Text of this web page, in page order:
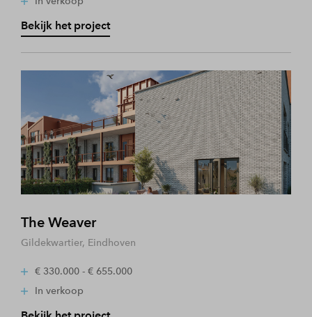
Bekijk het project
The Weaver
Gildekwartier, Eindhoven
€ 330.000 - € 655.000
In verkoop